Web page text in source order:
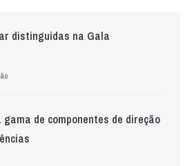
distinguidas na Gala
de componentes de direção